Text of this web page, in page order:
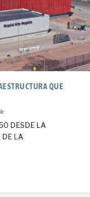
QUE
DESDE LA
DE LA